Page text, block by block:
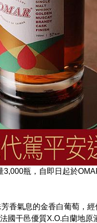
瓶，自即日起於
香氣息的金香白葡萄，
國干邑優質X.O.白蘭地原